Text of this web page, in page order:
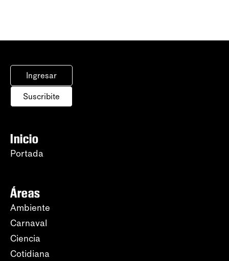
Ingresar
Suscribite
Inicio
Portada
Áreas
Ambiente
Carnaval
Ciencia
Cotidiana